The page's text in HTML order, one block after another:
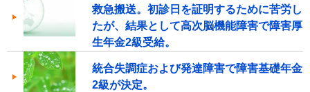
救急搬送。初診日を証明するために苦労し
たが、結果として高次脳機能障害で障害厚
生年金2級受給。
統合失調症および発達障害で障害基礎年金
2級が決定。